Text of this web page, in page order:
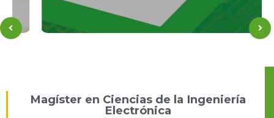
Magíster en Ciencias de la Ingeniería
Electrónica